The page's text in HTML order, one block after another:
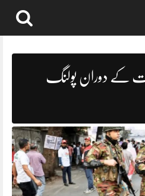
کے دوران پولنگ